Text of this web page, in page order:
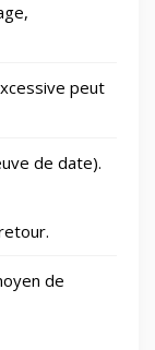
797
65
peut
de date).
de